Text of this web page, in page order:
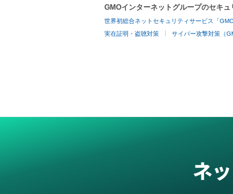
GMOインターネットグループのセキ
世界初総合ネットセキュリティサービス「
実在証明・盗聴対策 サイバー攻撃対策（